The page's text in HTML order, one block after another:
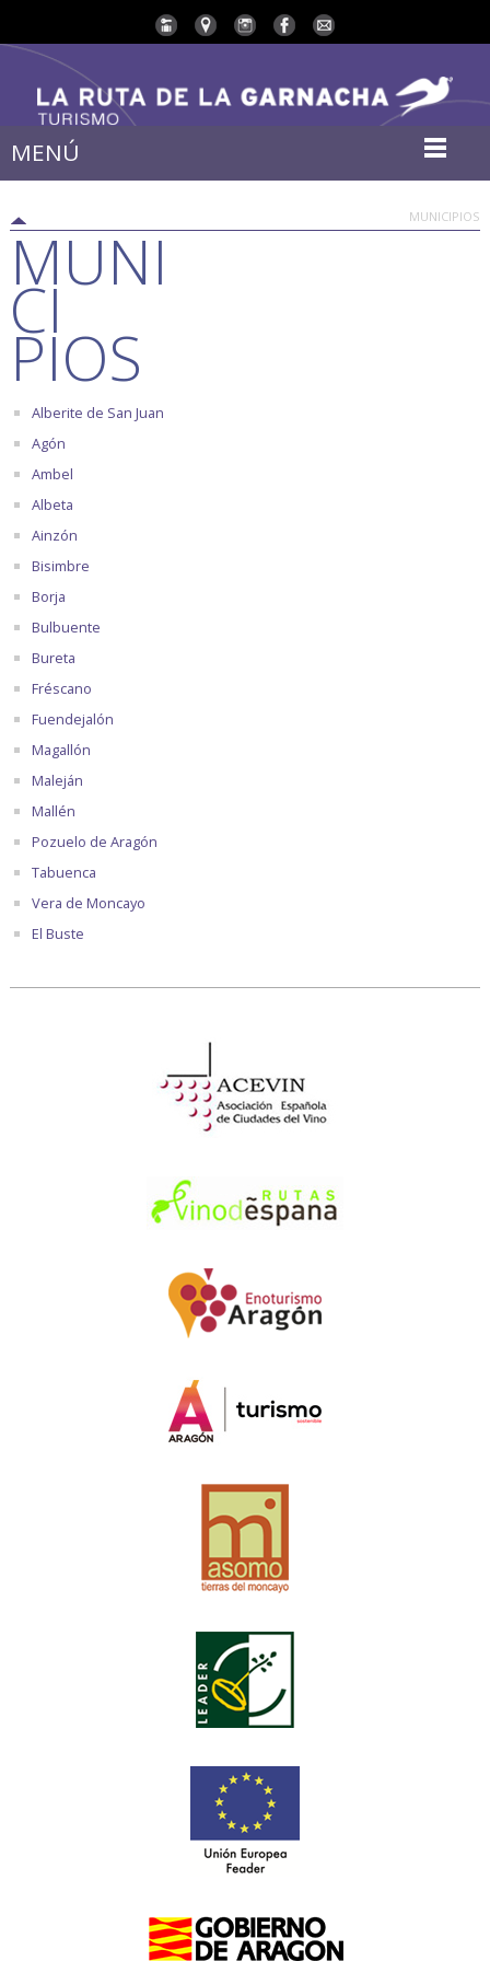
MENÚ
MUNICIPIOS
MUNI
CI
PIOS
Alberite de San Juan
Agón
Ambel
Albeta
Ainzón
Bisimbre
Borja
Bulbuente
Bureta
Fréscano
Fuendejalón
Magallón
Maleján
Mallén
Pozuelo de Aragón
Tabuenca
Vera de Moncayo
El Buste